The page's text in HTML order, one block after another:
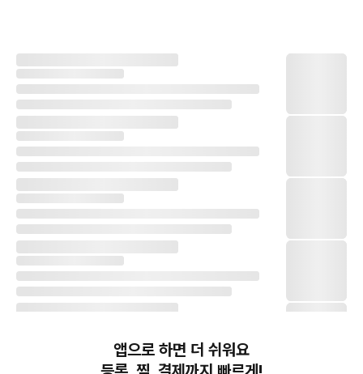
앱으로 하면 더 쉬워요